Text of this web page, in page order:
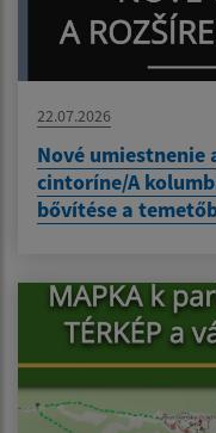
22.07.2026
Nové umiestnenie
cintoríne/A
bővítése a